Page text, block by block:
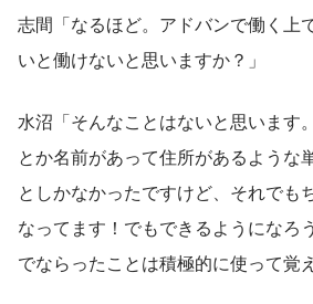
志間「なるほど。アドバンで働く上
いと働けないと思いますか？」
水沼「そんなことはないと思います
とか名前があって住所があるような
としかなかったですけど、それでも
なってます！でもできるようになろ
でならったことは積極的に使って覚